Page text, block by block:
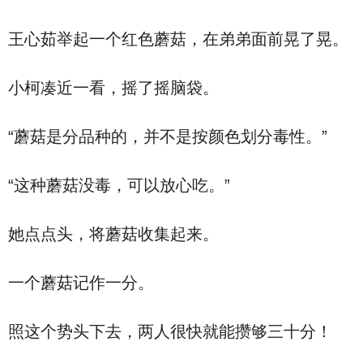
王心茹举起一个红色蘑菇，在弟弟面前晃了晃。
小柯凑近一看，摇了摇脑袋。
“蘑菇是分品种的，并不是按颜色划分毒性。”
“这种蘑菇没毒，可以放心吃。”
她点点头，将蘑菇收集起来。
一个蘑菇记作一分。
照这个势头下去，两人很快就能攒够三十分！